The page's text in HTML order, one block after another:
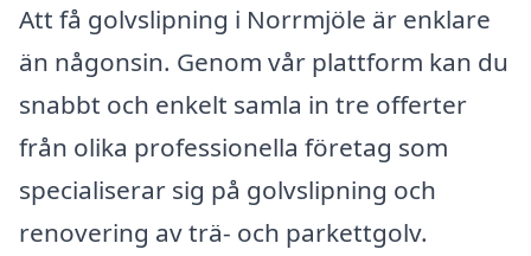
Att få golvslipning i Norrmjöle är enklare
än någonsin. Genom vår plattform kan du
snabbt och enkelt samla in tre offerter
från olika professionella företag som
specialiserar sig på golvslipning och
renovering av trä- och parkettgolv.